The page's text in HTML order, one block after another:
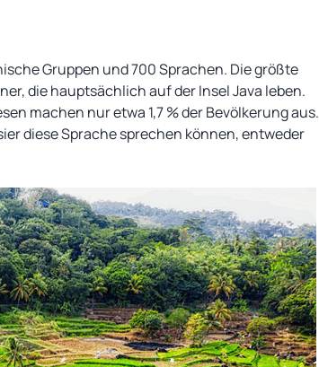
Gruppen und 700 Sprachen. Die größte
die hauptsächlich auf der Insel Java leben.
machen nur etwa 1,7 % der Bevölkerung aus.
diese Sprache sprechen können, entweder